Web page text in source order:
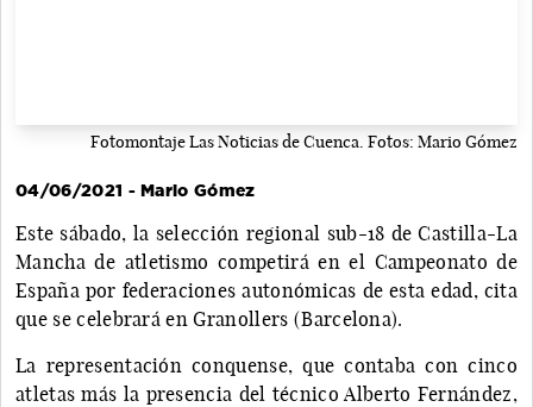
Fotomontaje Las Noticias de Cuenca. Fotos: Mario Gómez
04/06/2021 - Mario Gómez
Este sábado, la selección regional sub-18 de Castilla-La
Mancha de atletismo competirá en el Campeonato de
España por federaciones autonómicas de esta edad, cita
que se celebrará en Granollers (Barcelona).
La representación conquense, que contaba con cinco
atletas más la presencia del técnico Alberto Fernández,